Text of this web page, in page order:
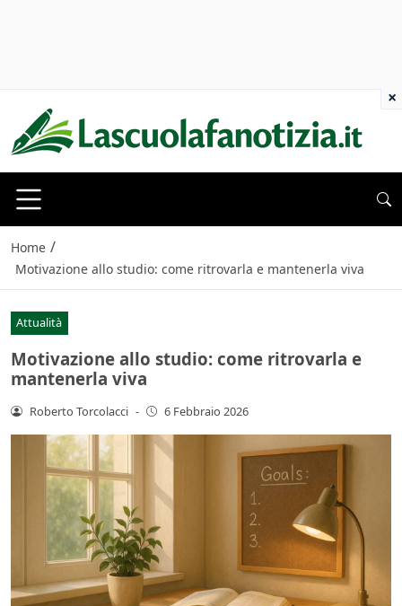
Home /
Motivazione allo studio: come ritrovarla e mantenerla viva
Attualità
Motivazione allo studio: come ritrovarla e
mantenerla viva
Roberto Torcolacci - 6 Febbraio 2026
×